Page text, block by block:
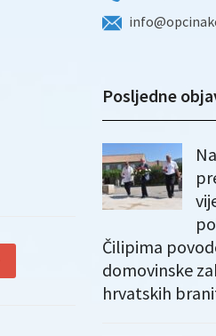
Posljedne
Čilipima
domovinske
hrvatskih